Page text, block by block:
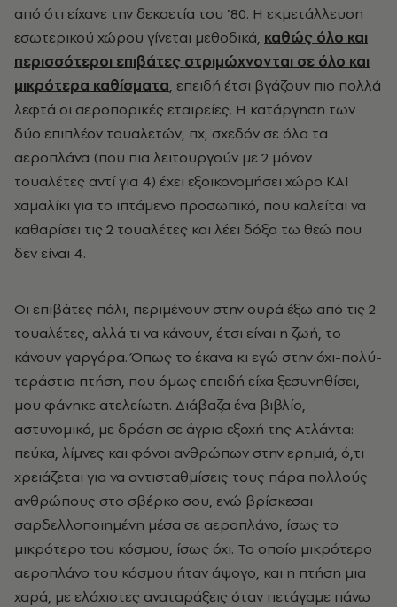
από ότι είχανε την δεκαετία του ’80. Η εκμετάλλευση
εσωτερικού χώρου γίνεται μεθοδικά, καθώς όλο και
περισσότεροι επιβάτες στριμώχνονται σε όλο και
μικρότερα καθίσματα, επειδή έτσι βγάζουν πιο πολλά
λεφτά οι αεροπορικές εταιρείες. Η κατάργηση των
δύο επιπλέον τουαλετών, πχ, σχεδόν σε όλα τα
αεροπλάνα (που πια λειτουργούν με 2 μόνον
τουαλέτες αντί για 4) έχει εξοικονομήσει χώρο ΚΑΙ
χαμαλίκι για το ιπτάμενο προσωπικό, που καλείται να
καθαρίσει τις 2 τουαλέτες και λέει δόξα τω θεώ που
δεν είναι 4.
Οι επιβάτες πάλι, περιμένουν στην ουρά έξω από τις 2
τουαλέτες, αλλά τι να κάνουν, έτσι είναι η ζωή, το
κάνουν γαργάρα. Όπως το έκανα κι εγώ στην όχι-πολύ-
τεράστια πτήση, που όμως επειδή είχα ξεσυνηθίσει,
μου φάνηκε ατελείωτη. Διάβαζα ένα βιβλίο,
αστυνομικό, με δράση σε άγρια εξοχή της Ατλάντα:
πεύκα, λίμνες και φόνοι ανθρώπων στην ερημιά, ό,τι
χρειάζεται για να αντισταθμίσεις τους πάρα πολλούς
ανθρώπους στο σβέρκο σου, ενώ βρίσκεσαι
σαρδελλοποιημένη μέσα σε αεροπλάνο, ίσως το
μικρότερο του κόσμου, ίσως όχι. Το οποίο μικρότερο
αεροπλάνο του κόσμου ήταν άψογο, και η πτήση μια
χαρά, με ελάχιστες αναταράξεις όταν πετάγαμε πάνω